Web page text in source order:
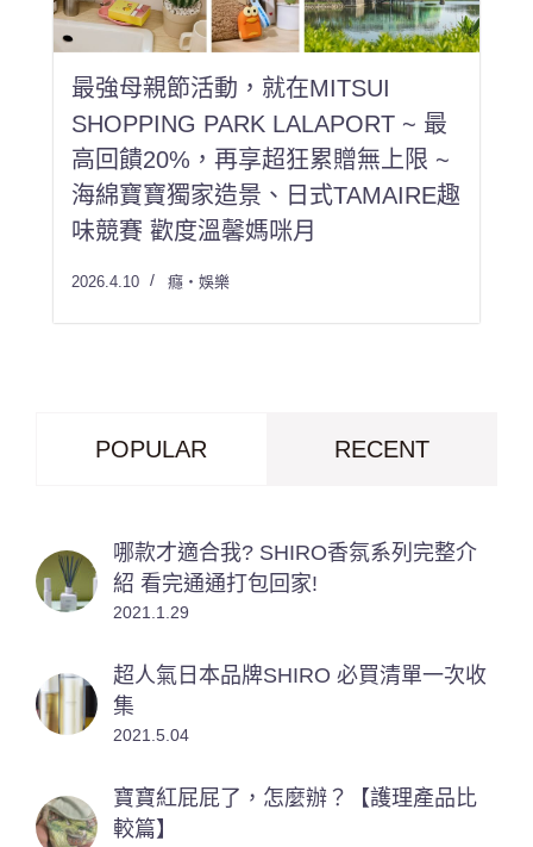
最強母親節活動，就在MITSUI
SHOPPING PARK LALAPORT ~ 最
高回饋20%，再享超狂累贈無上限 ~
海綿寶寶獨家造景、日式TAMAIRE趣
味競賽 歡度溫馨媽咪月
2026.4.10 癮・娛樂
POPULAR RECENT
哪款才適合我? SHIRO香氛系列完整介
紹 看完通通打包回家!
2021.1.29
超人氣日本品牌SHIRO 必買清單一次收
集
2021.5.04
寶寶紅屁屁了，怎麼辦？【護理產品比
較篇】